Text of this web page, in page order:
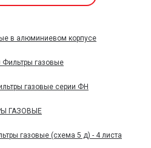
в алюминиевом корпусе
Фильтры газовые
газовые серии ФН
ГАЗОВЫЕ
газовые (схема 5 д) - 4 листа